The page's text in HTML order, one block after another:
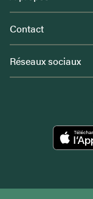
Contact
Réseaux sociaux